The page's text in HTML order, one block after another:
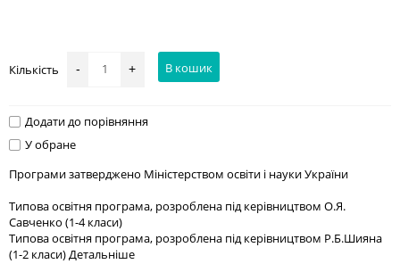
Кількість - + В кошик
Додати до порівняння
У обране
Програми затверджено Міністерством освіти і науки України
Типова освітня програма, розроблена під керівництвом О.Я.
Савченко (1-4 класи)
Типова освітня програма, розроблена під керівництвом Р.Б.Шияна
(1-2 класи)Детальніше